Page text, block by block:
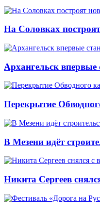
На Соловках
Архангельск впервые
Перекрытие
В Мезени идёт
Никита Сергеев